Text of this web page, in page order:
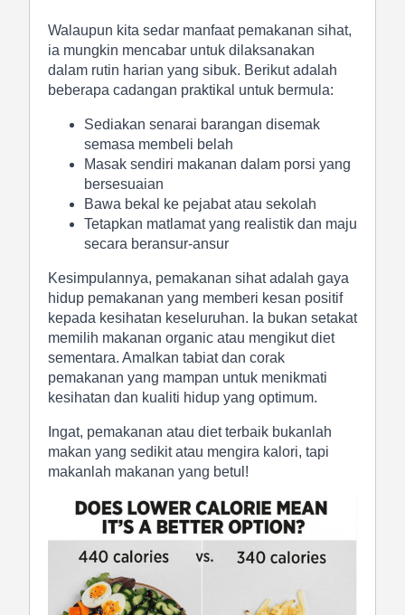
Walaupun kita sedar manfaat pemakanan sihat,
ia mungkin mencabar untuk dilaksanakan
dalam rutin harian yang sibuk. Berikut adalah
beberapa cadangan praktikal untuk bermula:
Sediakan senarai barangan disemak
semasa membeli belah
Masak sendiri makanan dalam porsi yang
bersesuaian
Bawa bekal ke pejabat atau sekolah
Tetapkan matlamat yang realistik dan maju
secara beransur-ansur
Kesimpulannya, pemakanan sihat adalah gaya
hidup pemakanan yang memberi kesan positif
kepada kesihatan keseluruhan. Ia bukan setakat
memilih makanan organic atau mengikut diet
sementara. Amalkan tabiat dan corak
pemakanan yang mampan untuk menikmati
kesihatan dan kualiti hidup yang optimum.
Ingat, pemakanan atau diet terbaik bukanlah
makan yang sedikit atau mengira kalori, tapi
makanlah makanan yang betul!